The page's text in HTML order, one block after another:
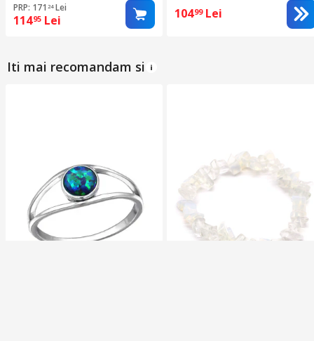
PRP: 171 24 Lei
11495 Lei 10499 Lei
Iti mai recomandam si